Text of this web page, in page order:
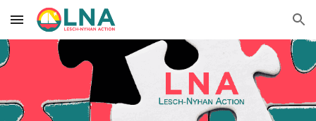
Skip to main content Skip to navigation